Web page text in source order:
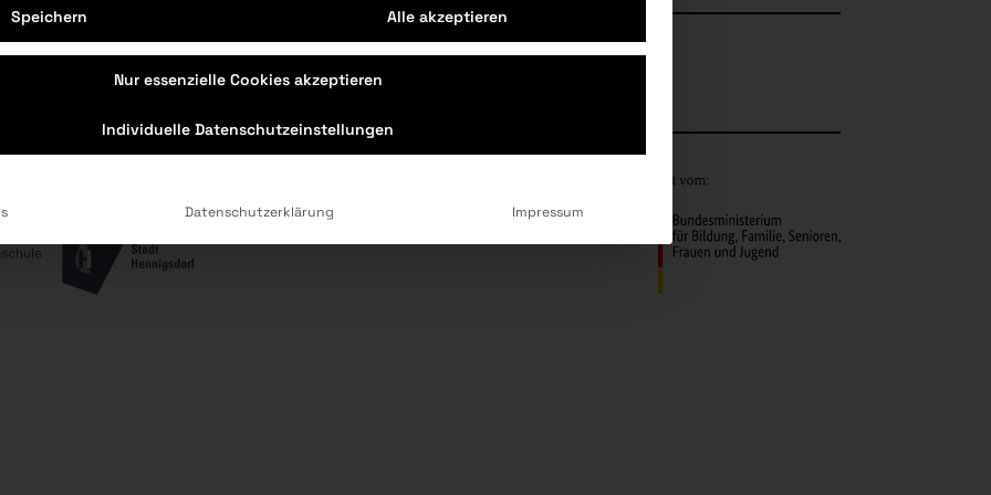
gekommen? Mehr hier: Instagram
Speichern Alle akzeptieren
Nur essenzielle Cookies akzeptieren
Individuelle Datenschutzeinstellungen
Datenschutzerklärung Impressum